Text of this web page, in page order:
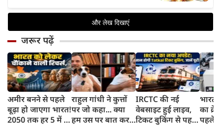
जरूर पढ़ें
अमीर बनने से पहले
बूढ़ा हो जाएगा भारत!
2050 तक हर 5 में 1
राहुल गांधी ने कुत्तों
पर जो कहा... क्या
हम उस पर बात कर
IRCTC की नई
वेबसाइट हुई लाइव,
टिकट बुकिंग से पहले
भारत
का
पहले